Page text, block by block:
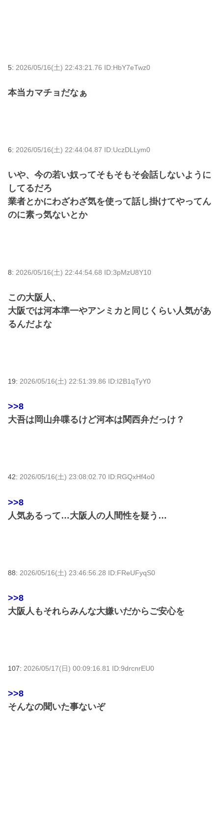
5: 2026/05/16(土) 22:43:21.76 ID:HbY7eTwz0
本当カマチョだなぁ
6: 2026/05/16(土) 22:44:04.87 ID:UczDLLym0
いや、今の若い奴ってそもそもそ会話しないように
してるだろ
業者とかにわざわざ気を使って話し掛けてやってん
のに素っ気ないとか
8: 2026/05/16(土) 22:44:54.68 ID:3pMzU8Y10
この大阪人、
大阪では河本準一やアンミカと同じくらい人気があ
るんだよな
19: 2026/05/16(土) 22:51:39.86 ID:I2B1qTyY0
>>8
大吾は岡山弁喋るけど河本は関西弁だっけ？
42: 2026/05/16(土) 23:08:02.70 ID:RGQxHf4o0
>>8
人気あるって…大阪人の人間性を疑う…
88: 2026/05/16(土) 23:46:56.28 ID:FReUFyqS0
>>8
大阪人もそれらみんな大嫌いだからご安心を
107: 2026/05/17(日) 00:09:16.81 ID:9drcnrEU0
>>8
そんなの聞いた事ないぞ